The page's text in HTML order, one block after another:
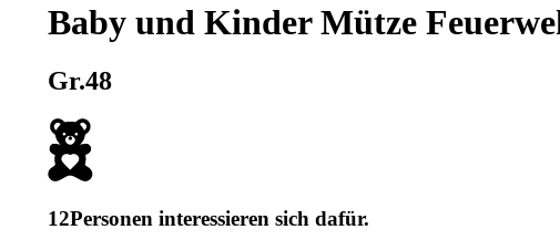
Baby und Kinder Mütze
Gr.48
12Personen interessieren sich dafür.